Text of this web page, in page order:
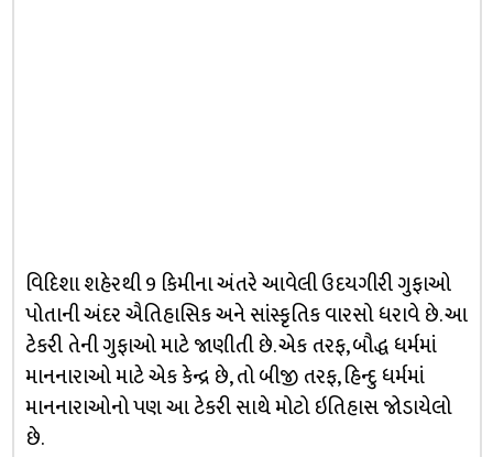
વિદિશા શહેરથી 9 કિમીના અંતરે આવેલી ઉદયગીરી ગુફાઓ
પોતાની અંદર ઐતિહાસિક અને સાંસ્કૃતિક વારસો ધરાવે છે. આ
ટેકરી તેની ગુફાઓ માટે જાણીતી છે. એક તરફ, બૌદ્ધ ધર્મમાં
માનનારાઓ માટે એક કેન્દ્ર છે, તો બીજી તરફ, હિન્દુ ધર્મમાં
માનનારાઓનો પણ આ ટેકરી સાથે મોટો ઇતિહાસ જોડાયેલો
છે.